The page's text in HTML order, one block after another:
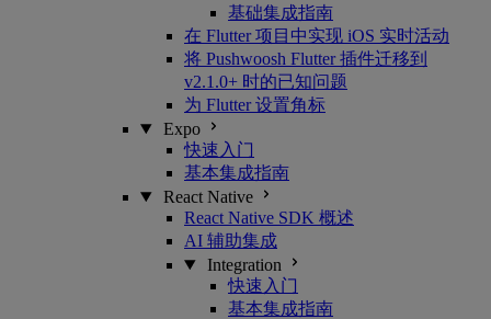
基础集成指南
在 Flutter 项目中实现 iOS 实时活动
将 Pushwoosh Flutter 插件迁移到
v2.1.0+ 时的已知问题
为 Flutter 设置角标
Expo
快速入门
基本集成指南
React Native
React Native SDK 概述
AI 辅助集成
Integration
快速入门
基本集成指南